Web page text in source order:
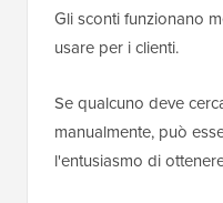
Gli sconti funzionano
usare per i clienti.
Se qualcuno deve
manualmente, può
l'entusiasmo di